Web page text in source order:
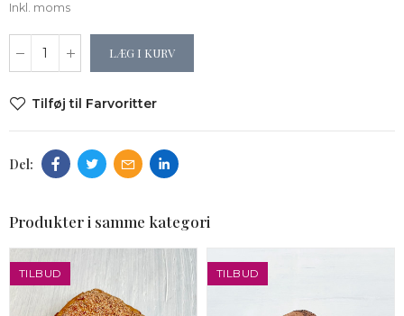
Inkl. moms
LÆG I KURV
Tilføj til Farvoritter
Produkter i samme kategori
TILBUD TILBUD